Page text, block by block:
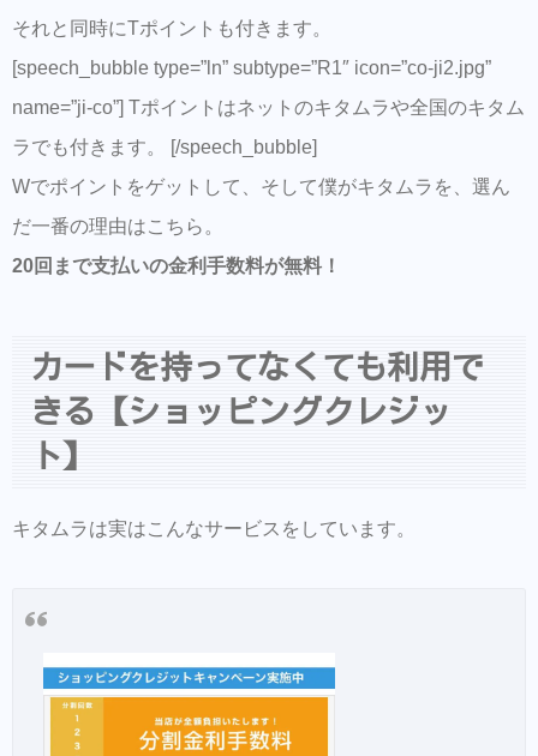
それと同時にTポイントも付きます。
[speech_bubble type=”ln” subtype=”R1″ icon=”co-ji2.jpg”
name=”ji-co”] Tポイントはネットのキタムラや全国のキタム
ラでも付きます。 [/speech_bubble]
Wでポイントをゲットして、そして僕がキタムラを、選ん
だ一番の理由はこちら。
20回まで支払いの金利手数料が無料！
カードを持ってなくても利用で
きる【ショッピングクレジッ
ト】
キタムラは実はこんなサービスをしています。